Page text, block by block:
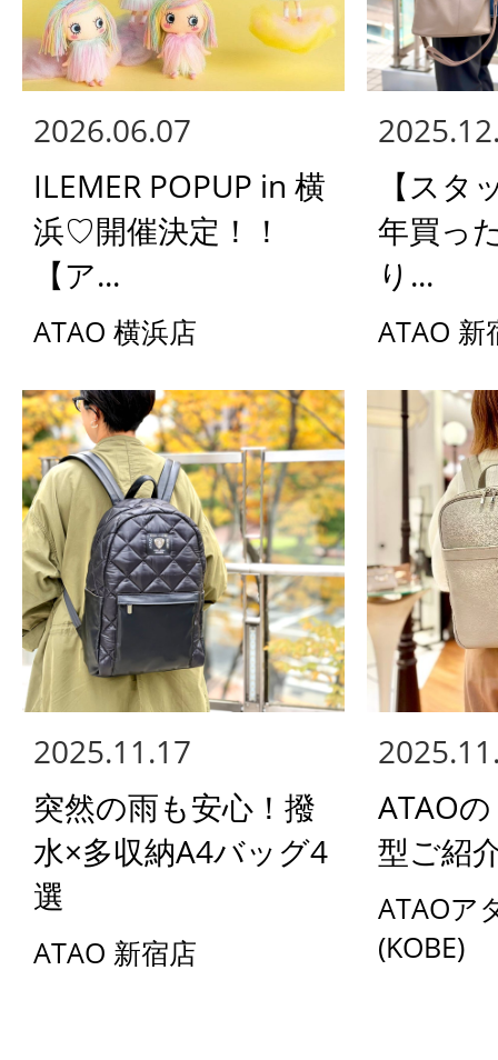
2026.06.07
ILEMER POPUP in 横
浜♡開催決定！！
【ア...
ATAO 横浜店
【スタ
年買っ
り...
ATAO 新
2025.11.17
突然の雨も安心！撥
水×多収納A4バッグ4
選
ATAO 新宿店
ATAO
型ご紹
ATAOア
(KOBE)